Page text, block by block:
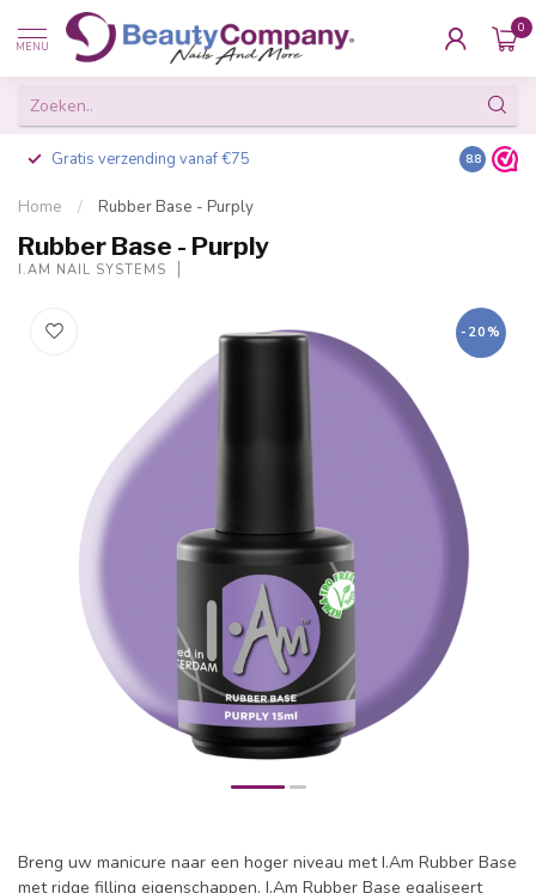
MENU
0
Gratis verzending vanaf €75 Besteld
8.8
Home / Rubber Base - Purply
Rubber Base - Purply
I.AM NAIL SYSTEMS
-20%
Breng uw manicure naar een hoger niveau met I.Am Rubber Base
met ridge filling eigenschappen. I.Am Rubber Base egaliseert